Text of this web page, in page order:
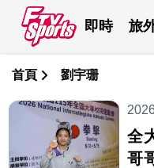
即時 旅
首頁 劉宇珊
全
哥